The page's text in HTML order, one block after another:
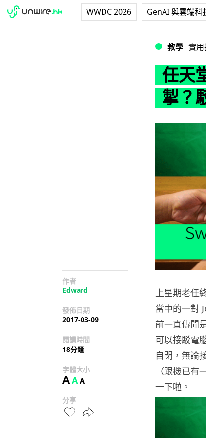
WWDC 2026 GenAI 與雲端科
教學 實
任天
掣？
作者
Edward
發佈日期
2017-03-09
閱讀時間
18分鐘
字體大小
AAA
分享
上星期老任
當中的一對
前一直傳聞
可以接駁電
自閉，無論
（跟機已
一下啦。